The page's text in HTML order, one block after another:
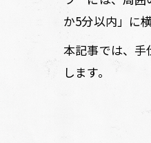
か5分以内」に
本記事では、
します。